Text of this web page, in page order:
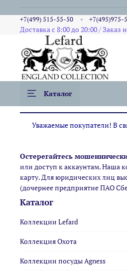
Доставка с 8:00 до 20:00 / Заказ
+7(499) 515-55-50 +7(495)975-
Каталог
Уважаемые покупатели! В
Остерегайтесь
или доступ к аккаунтам. Наша
карту. Для юридических лиц
(дочернее предприятие ПАО
Каталог
Коллекции Lefard
Коллекция Охота
Коллекции посуды Agness